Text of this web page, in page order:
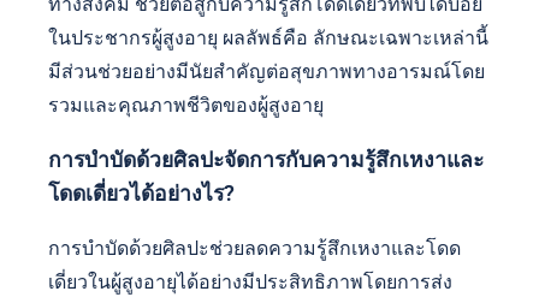
ในประชากรผู้สูงอายุ ผลลัพธ์คือ ลักษณะเฉพาะเหล่านี้
มีส่วนช่วยอย่างมีนัยสำคัญต่อสุขภาพทางอารมณ์โดย
รวมและคุณภาพชีวิตของผู้สูงอายุ
การบำบัดด้วยศิลปะจัดการกับความรู้สึกเหงาและ
โดดเดี่ยวได้อย่างไร?
การบำบัดด้วยศิลปะช่วยลดความรู้สึกเหงาและโดด
เดี่ยวในผู้สูงอายุได้อย่างมีประสิทธิภาพโดยการส่ง